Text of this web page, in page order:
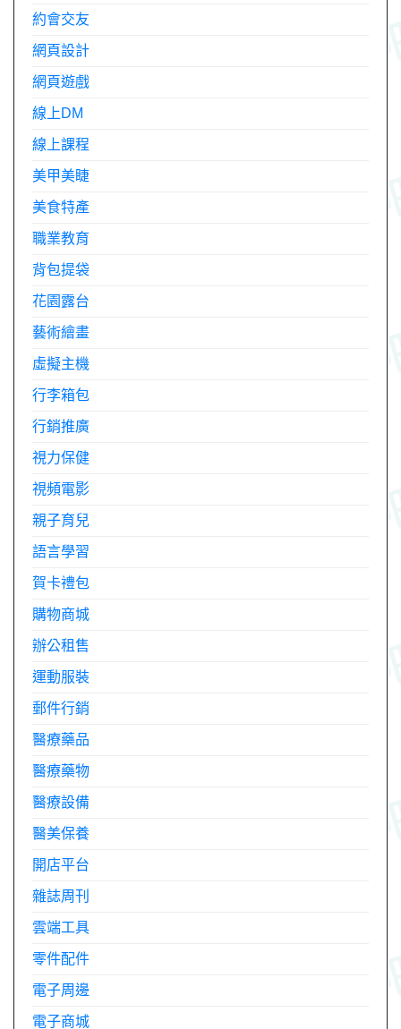
約會交友
網頁設計
網頁遊戲
線上DM
線上課程
美甲美睫
美食特產
職業教育
背包提袋
花園露台
藝術繪畫
虛擬主機
行李箱包
行銷推廣
視力保健
視頻電影
親子育兒
語言學習
賀卡禮包
購物商城
辦公租售
運動服裝
郵件行銷
醫療藥品
醫療藥物
醫療設備
醫美保養
開店平台
雜誌周刊
雲端工具
零件配件
電子周邊
電子商城